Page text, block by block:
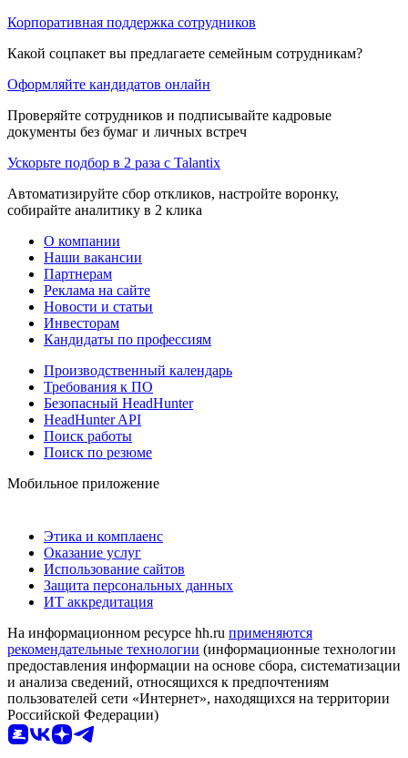
Корпоративная поддержка сотрудников
Какой соцпакет вы предлагаете семейным сотрудникам?
Оформляйте кандидатов онлайн
Проверяйте сотрудников и подписывайте кадровые
документы без бумаг и личных встреч
Ускорьте подбор в 2 раза с Talantix
Автоматизируйте сбор откликов, настройте воронку,
собирайте аналитику в 2 клика
О компании
Наши вакансии
Партнерам
Реклама на сайте
Новости и статьи
Инвесторам
Кандидаты по профессиям
Производственный календарь
Требования к ПО
Безопасный HeadHunter
HeadHunter API
Поиск работы
Поиск по резюме
Мобильное приложение
Этика и комплаенс
Оказание услуг
Использование сайтов
Защита персональных данных
ИТ аккредитация
На информационном ресурсе hh.ru применяются
рекомендательные технологии (информационные технологии
предоставления информации на основе сбора, систематизации
и анализа сведений, относящихся к предпочтениям
пользователей сети «Интернет», находящихся на территории
Российской Федерации)